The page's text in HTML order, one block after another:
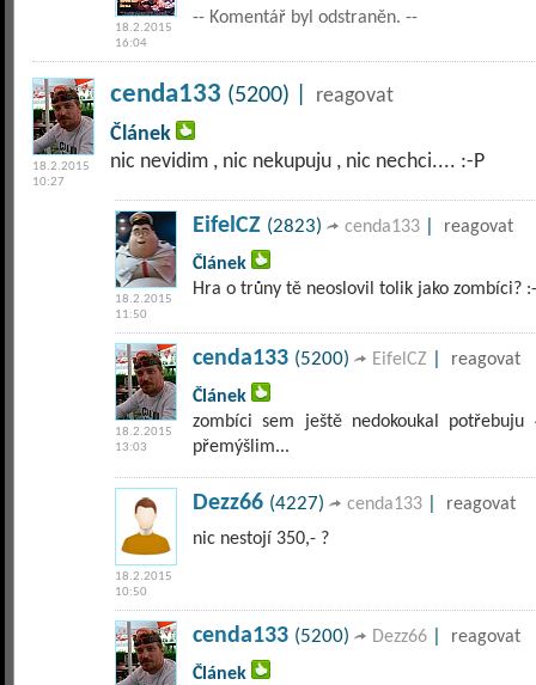
18.2.2015
16:04
-- Komentář byl odstraněn. --
18.2.2015
10:27
cenda133 (5200) |
reagovat
Článek
nic nevidim , nic nekupuju , nic nechci.... :-P
18.2.2015
11:50
EifelCZ (2823) cenda133
reagovat
Článek
Hra o trůny tě neoslovil tolik jako zombíci?
18.2.2015
13:03
cenda133 (5200) EifelCZ
reagovat
Článek
zombíci sem ještě nedokoukal
přemýšlim...
18.2.2015
10:50
Dezz66 (4227) cenda133
reagovat
nic nestojí 350,- ?
cenda133 (5200) Dezz66
reagovat
Článek